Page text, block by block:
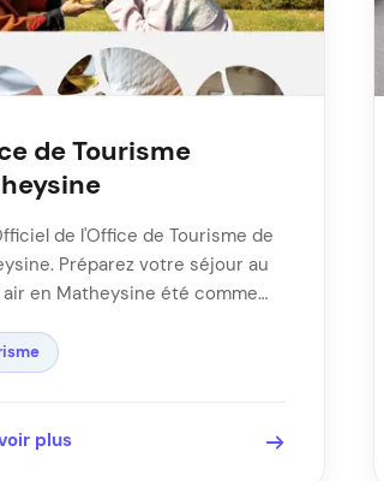
de Tourisme
de l'Office de Tourisme de
Préparez votre séjour au
air en Matheysine été comme
plus